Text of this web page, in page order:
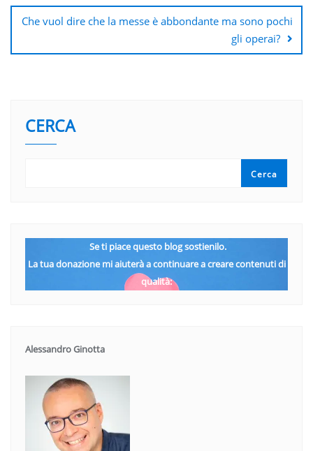
Che vuol dire che la messe è abbondante ma sono pochi
gli operai?
CERCA
Cerca
Se ti piace questo blog sostienilo.
La tua donazione mi aiuterà a continuare a creare contenuti di
qualità:
Alessandro Ginotta